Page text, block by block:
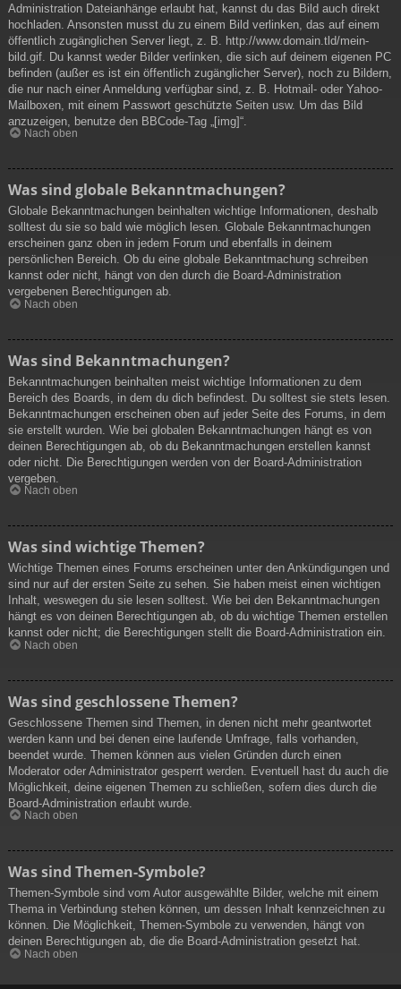
Administration Dateianhänge erlaubt hat, kannst du das Bild auch direkt
hochladen. Ansonsten musst du zu einem Bild verlinken, das auf einem
öffentlich zugänglichen Server liegt, z. B. http://www.domain.tld/mein-
bild.gif. Du kannst weder Bilder verlinken, die sich auf deinem eigenen PC
befinden (außer es ist ein öffentlich zugänglicher Server), noch zu Bildern,
die nur nach einer Anmeldung verfügbar sind, z. B. Hotmail- oder Yahoo-
Mailboxen, mit einem Passwort geschützte Seiten usw. Um das Bild
anzuzeigen, benutze den BBCode-Tag „[img]“.
Nach oben
Was sind globale Bekanntmachungen?
Globale Bekanntmachungen beinhalten wichtige Informationen, deshalb
solltest du sie so bald wie möglich lesen. Globale Bekanntmachungen
erscheinen ganz oben in jedem Forum und ebenfalls in deinem
persönlichen Bereich. Ob du eine globale Bekanntmachung schreiben
kannst oder nicht, hängt von den durch die Board-Administration
vergebenen Berechtigungen ab.
Nach oben
Was sind Bekanntmachungen?
Bekanntmachungen beinhalten meist wichtige Informationen zu dem
Bereich des Boards, in dem du dich befindest. Du solltest sie stets lesen.
Bekanntmachungen erscheinen oben auf jeder Seite des Forums, in dem
sie erstellt wurden. Wie bei globalen Bekanntmachungen hängt es von
deinen Berechtigungen ab, ob du Bekanntmachungen erstellen kannst
oder nicht. Die Berechtigungen werden von der Board-Administration
vergeben.
Nach oben
Was sind wichtige Themen?
Wichtige Themen eines Forums erscheinen unter den Ankündigungen und
sind nur auf der ersten Seite zu sehen. Sie haben meist einen wichtigen
Inhalt, weswegen du sie lesen solltest. Wie bei den Bekanntmachungen
hängt es von deinen Berechtigungen ab, ob du wichtige Themen erstellen
kannst oder nicht; die Berechtigungen stellt die Board-Administration ein.
Nach oben
Was sind geschlossene Themen?
Geschlossene Themen sind Themen, in denen nicht mehr geantwortet
werden kann und bei denen eine laufende Umfrage, falls vorhanden,
beendet wurde. Themen können aus vielen Gründen durch einen
Moderator oder Administrator gesperrt werden. Eventuell hast du auch die
Möglichkeit, deine eigenen Themen zu schließen, sofern dies durch die
Board-Administration erlaubt wurde.
Nach oben
Was sind Themen-Symbole?
Themen-Symbole sind vom Autor ausgewählte Bilder, welche mit einem
Thema in Verbindung stehen können, um dessen Inhalt kennzeichnen zu
können. Die Möglichkeit, Themen-Symbole zu verwenden, hängt von
deinen Berechtigungen ab, die die Board-Administration gesetzt hat.
Nach oben